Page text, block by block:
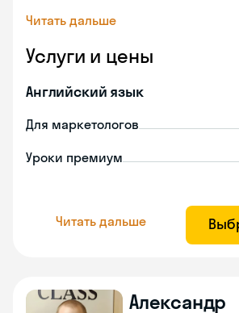
Читать дальше
Услуги и цены
Английский язык
Для маркетологов
Уроки премиум
Читать дальше
Александр